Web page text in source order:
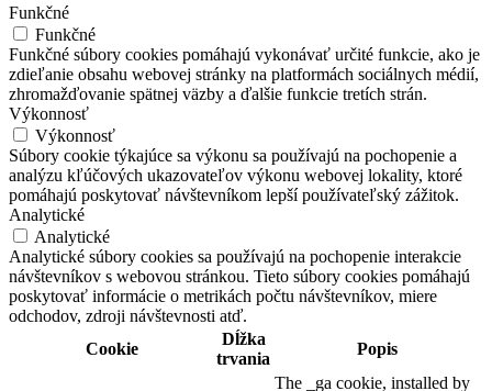
Funkčné
Funkčné
Funkčné súbory cookies pomáhajú vykonávať určité funkcie, ako je
zdieľanie obsahu webovej stránky na platformách sociálnych médií,
zhromažďovanie spätnej väzby a ďalšie funkcie tretích strán.
Výkonnosť
Výkonnosť
Súbory cookie týkajúce sa výkonu sa používajú na pochopenie a
analýzu kľúčových ukazovateľov výkonu webovej lokality, ktoré
pomáhajú poskytovať návštevníkom lepší používateľský zážitok.
Analytické
Analytické
Analytické súbory cookies sa používajú na pochopenie interakcie
návštevníkov s webovou stránkou. Tieto súbory cookies pomáhajú
poskytovať informácie o metrikách počtu návštevníkov, miere
odchodov, zdroji návštevnosti atď.
Cookie
Dĺžka
trvania
Popis
The _ga cookie, installed by